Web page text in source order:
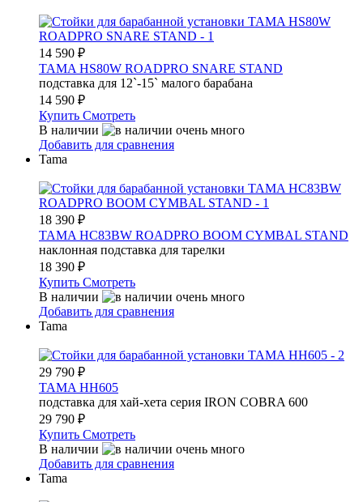
14 590 ₽
TAMA HS80W ROADPRO SNARE STAND
подставка для 12`-15` малого барабана
14 590 ₽
Купить Смотреть
В наличии
Добавить для сравнения
Tama
18 390 ₽
TAMA HC83BW ROADPRO BOOM CYMBAL STAND
наклонная подставка для тарелки
18 390 ₽
Купить Смотреть
В наличии
Добавить для сравнения
Tama
29 790 ₽
TAMA HH605
подставка для хай-хета серия IRON COBRA 600
29 790 ₽
Купить Смотреть
В наличии
Добавить для сравнения
Tama